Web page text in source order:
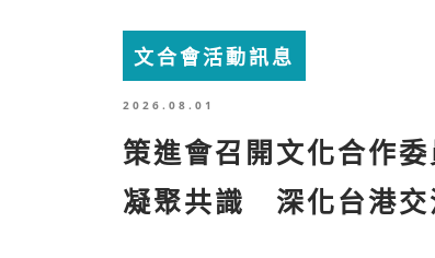
文合會活動訊息
2026.08.01
策進會召開文化合作
凝聚共識 深化台港交